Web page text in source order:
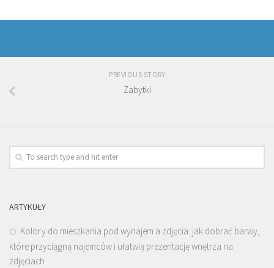
PREVIOUS STORY
Zabytki
ARTYKUŁY
Kolory do mieszkania pod wynajem a zdjęcia: jak dobrać barwy,
które przyciągną najemców i ułatwią prezentację wnętrza na
zdjęciach